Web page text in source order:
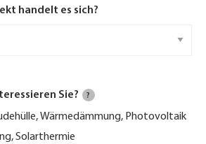
handelt es sich?
Sie? ?
Wärmedämmung, Photovoltaik
Solarthermie